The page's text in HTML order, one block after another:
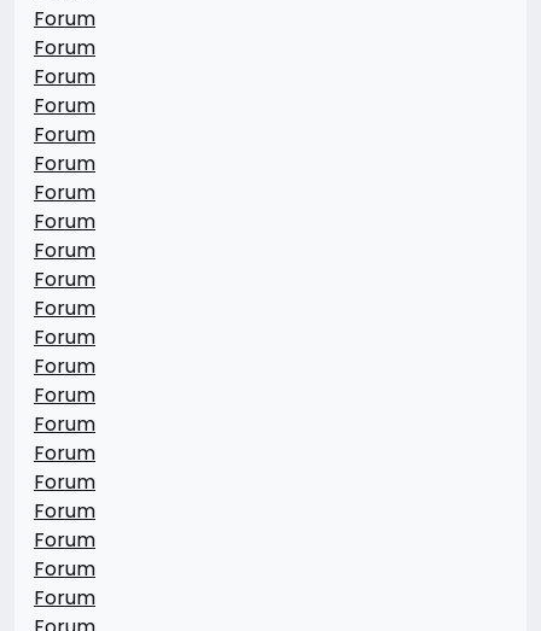
Forum
Forum
Forum
Forum
Forum
Forum
Forum
Forum
Forum
Forum
Forum
Forum
Forum
Forum
Forum
Forum
Forum
Forum
Forum
Forum
Forum